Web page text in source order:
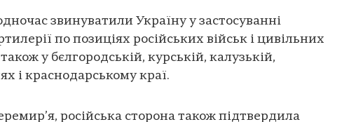
звинуватили Україну у застосуванні
по позиціях російських військ і цивільних
у бєлгородській, курській, калузькій,
і краснодарському краї.
російська сторона також підтвердила